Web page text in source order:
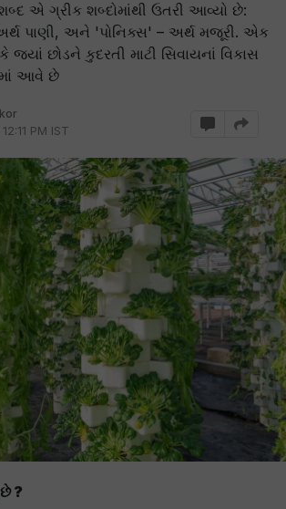
એ ગ્રીક શબ્દોમાંથી ઉતરી આવ્યો છે:
પાણી, અને 'પોનિક્સ' – અર્થ મજૂરી. એક
જ્યાં છોડને કુદરતી માટી સિવાયનાં વિકાસ
આવે છે
PM IST
છે?